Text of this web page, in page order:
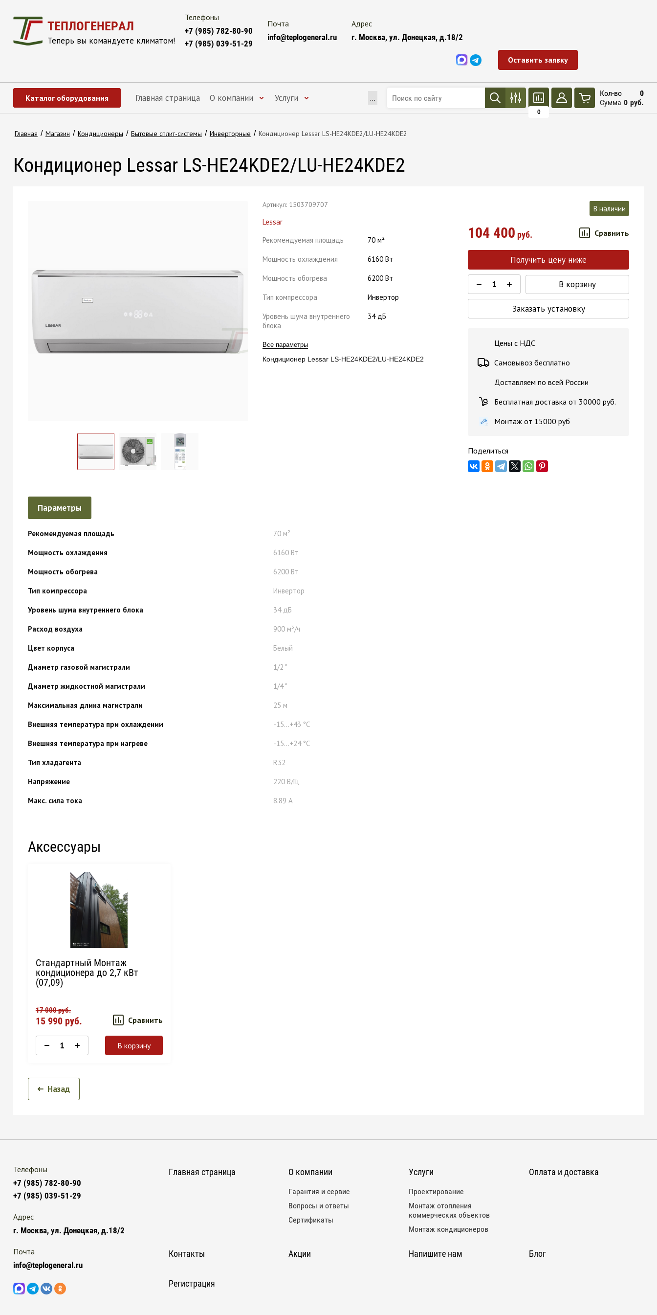
ТЕПЛОГЕНЕРАЛ
Теперь вы командуете климатом!
Телефоны
+7 (985) 782-80-90
+7 (985) 039-51-29
Почта
info@teplogeneral.ru
Адрес
г. Москва, ул. Донецкая, д.18/2
Оставить заявку
Каталог оборудования Главная страница О компании Услуги ...
0
Кол-во
0
Сумма 0 руб.
Главная / Магазин / Кондиционеры / Бытовые сплит-системы / Инверторные / Кондиционер Lessar LS-HE24KDE2/LU-HE24KDE2
Кондиционер Lessar LS-HE24KDE2/LU-HE24KDE2
Артикул:1503709707
Lessar
Рекомендуемая площадь
70 м²
Мощность охлаждения 6160 Вт
Мощность обогрева 6200 Вт
Тип компрессора Инвертор
Уровень шума внутреннего
блока
34 дБ
Все параметры
Кондиционер Lessar LS-HE24KDE2/LU-HE24KDE2
В наличии
104 400 руб. Сравнить
Получить цену ниже
В корзину
Заказать установку
Цены с НДС
Самовывоз бесплатно
Доставляем по всей России
Бесплатная доставка от 30000 руб.
Монтаж от 15000 руб
Поделиться
Параметры
Рекомендуемая площадь 70 м²
Мощность охлаждения 6160 Вт
Мощность обогрева 6200 Вт
Тип компрессора Инвертор
Уровень шума внутреннего блока 34 дБ
Расход воздуха 900 м³/ч
Цвет корпуса Белый
Диаметр газовой магистрали 1/2 "
Диаметр жидкостной магистрали 1/4 "
Максимальная длина магистрали 25 м
Внешняя температура при охлаждении -15...+43 °C
Внешняя температура при нагреве -15...+24 °C
Тип хладагента R32
Напряжение 220 В/Гц
Макс. сила тока 8.89 A
Аксессуары
Стандартный Монтаж
кондиционера до 2,7 кВт
(07,09)
17 000руб.
15 990руб. Сравнить
В корзину
Назад
Телефоны
+7 (985) 782-80-90
+7 (985) 039-51-29
Адрес
г. Москва, ул. Донецкая, д.18/2
Почта
info@teplogeneral.ru
Главная страница О компании
Гарантия и сервис
Вопросы и ответы
Сертификаты
Услуги
Проектирование
Монтаж отопления
коммерческих объектов
Монтаж кондиционеров
Оплата и доставка
Контакты Акции Напишите нам Блог
Регистрация